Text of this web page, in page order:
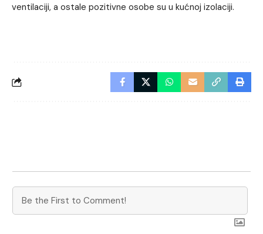
ventilaciji, a ostale pozitivne osobe su u kućnoj izolaciji.